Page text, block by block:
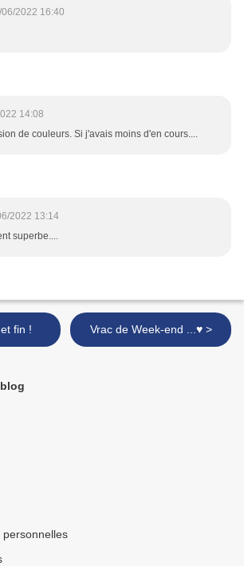
2022 16:40
14:08
de couleurs. Si j'avais moins d'en cours....
2022 13:14
superbe....
et fin ! Vrac de Week-end ...♥ >